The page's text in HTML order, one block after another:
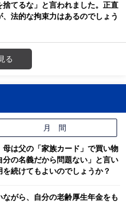
捨てるな」と言われました。正直
法的な拘束力はあるのでしょう
る
月 間
母は父の「家族カード」で買い物
分の名義だから問題ない」と言い
を続けてもよいのでしょうか？
がら、自分の老齢厚生年金をも